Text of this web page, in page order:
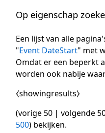
Op eigenschap
Een lijst van alle
"Event DateStart" met
Omdat er een beperkt
worden ook nabije
⧼showingresults⧽
(vorige 50 | volgende
500) bekijken.